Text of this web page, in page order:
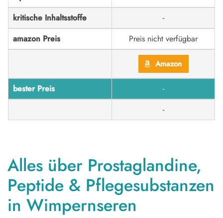
kritische Inhaltsstoffe
-
amazon Preis
Preis nicht verfügbar
Amazon
bester Preis
-
-
Alles über Prostaglandine,
Peptide & Pflegesubstanzen
in Wimpernseren